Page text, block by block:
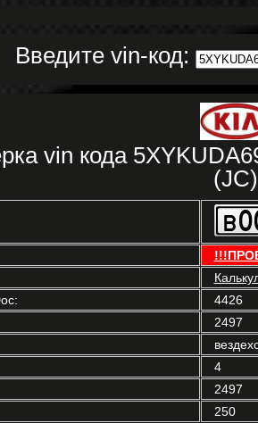
Введите vin-код:
vin кода
(JC)
4426
2497
4
2497
250